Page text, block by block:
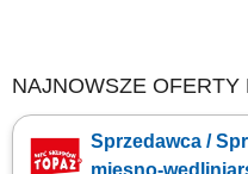
NAJNOWSZE OFERTY
Sprzedawca /
mięsno-